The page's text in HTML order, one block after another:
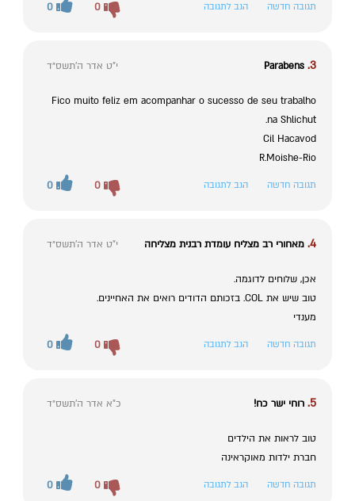
תגובה חדשה הגב לתגובה 0 0
3.
Parabens י"ט אדר ה׳תשס״ד
Fico muito feliz em acompanhar o sucesso de seu trabalho
na Shlichut.
Cil Hacavod
R.Moishe-Rio
תגובה חדשה הגב לתגובה 0 0
4. מאחורי רב מצליח עומדת רבנית מצליחה י"ט אדר ה׳תשס״ד
אכן, שלוחים לדוגמה.
טוב שיש את COL. בזכותם הדודים רואים את האחיינים.
מענדי
תגובה חדשה הגב לתגובה 0 0
5. רוחי ישר כח! כ"א אדר ה׳תשס״ד
טוב לראות את הילדים
חברת ילדות מאוקראינה
תגובה חדשה הגב לתגובה 0 0